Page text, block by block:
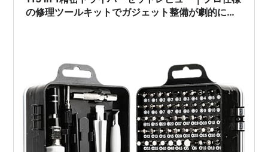
の修理ツールキットでガジェット整備が劇的に快